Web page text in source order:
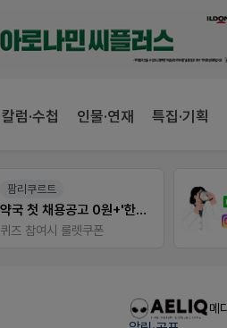
칼럼·수첩 인물·연재 특집·기획
팜리쿠르트
약국 첫 채용공고 0원+'한번 더' 무료 연장
퀴즈 참여시 룰렛쿠폰